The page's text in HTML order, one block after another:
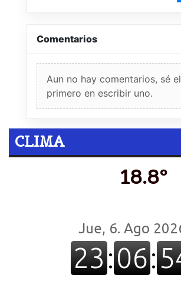
Comentarios
Aun no hay comentarios, sé el
primero en escribir uno.
CLIMA
18.8º